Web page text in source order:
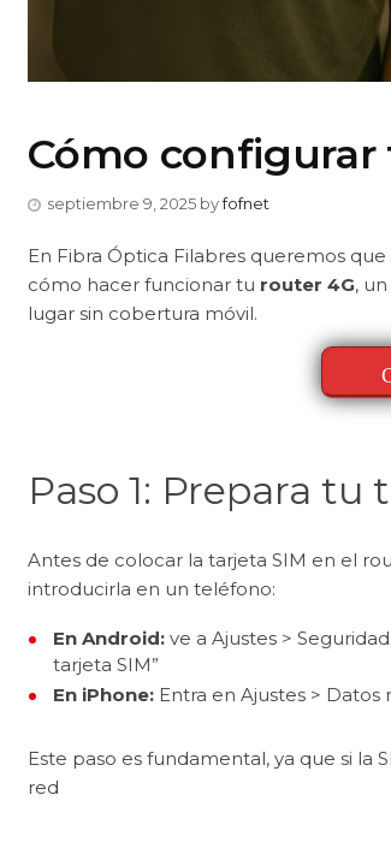
Cómo configurar
septiembre 9, 2025 byfofnet
En Fibra Óptica Filabres queremos
cómo hacer funcionar tu router 4G,
lugar sin cobertura móvil.
Paso 1: Prepara tu
Antes de colocar la tarjeta SIM en el
introducirla en un teléfono:
En Android:ve a Ajustes >
tarjeta SIM”
En iPhone:Entra en Ajustes > Datos
Este paso es fundamental, ya que si
red